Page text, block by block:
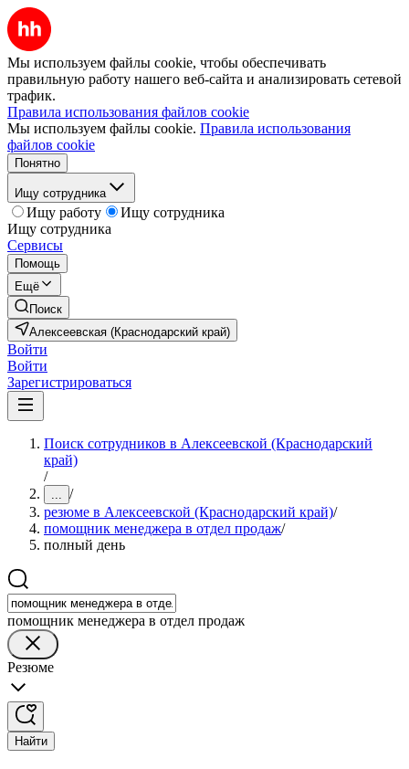
Мы используем файлы cookie, чтобы обеспечивать
правильную работу нашего веб-сайта и анализировать сетевой
трафик.
Правила использования файлов cookie
Мы используем файлы cookie. Правила использования
файлов cookie
Понятно
Ищу сотрудника
Ищу работу
Ищу сотрудника
Ищу сотрудника
Сервисы
Помощь
Ещё
Поиск
Алексеевская (Краснодарский край)
Войти
Войти
Зарегистрироваться
Поиск сотрудников в Алексеевской (Краснодарский
край)
/
... /
резюме в Алексеевской (Краснодарский край)/
помощник менеджера в отдел продаж/
полный день
помощник менеджера в отдел продаж
Резюме
Найти